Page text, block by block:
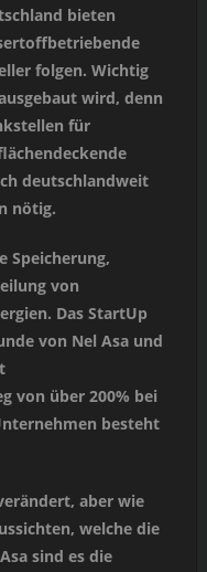
bieten
folgen. Wichtig
wird, denn
für
deutschlandweit
nötig.
Speicherung,
von
Das StartUp
von Nel Asa und
von über 200% bei
besteht
aber wie
welche die
sind es die